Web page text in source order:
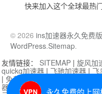
快来加入这个全球最热门
© 2026 ins加速器永久免费
WordPress.Sitemap.
永久免费的上网
友情链接： SITEMAP | 旋风加
quickq加速器 | 飞驰加速器 | 飞
| 免费vqn加速外网
器| 快柠檬加速器|黑洞加速 |